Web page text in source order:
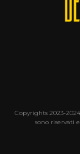
Copyrights 2023-
sono riservati